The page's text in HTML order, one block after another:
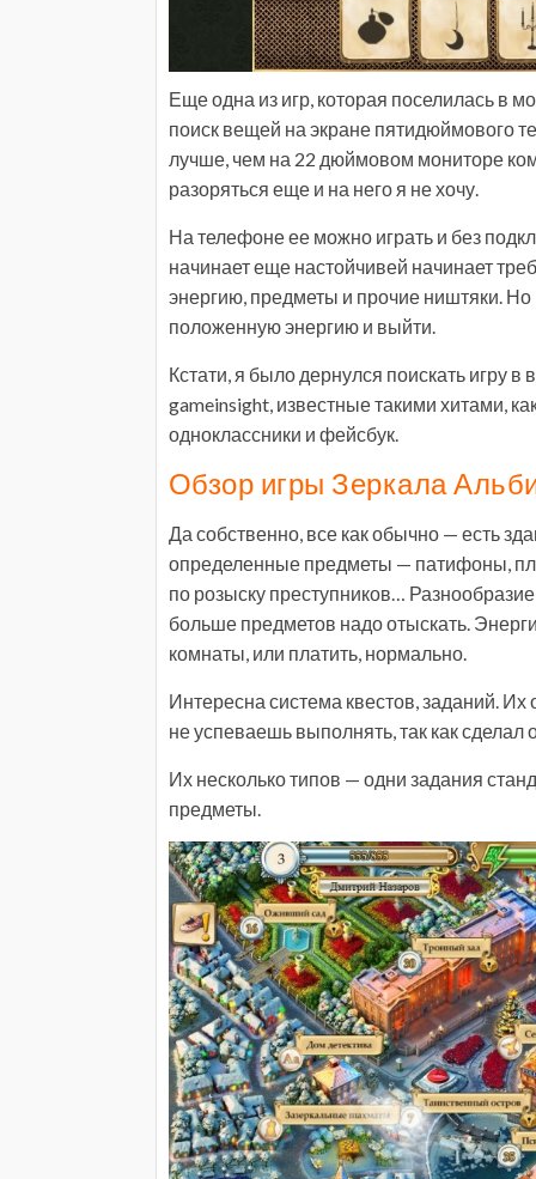
Еще одна из игр, которая поселилась в
поиск вещей на экране пятидюймового
лучше, чем на 22 дюймовом мониторе
разоряться еще и на него я не хочу.
На телефоне ее можно играть и без
начинает еще настойчивей начинает
энергию, предметы и прочие ништяки.
положенную энергию и выйти.
Кстати, я было дернулся поискать игру в
gameinsight, известные такими хитами,
одноклассники и фейсбук.
Обзор игры Зеркала
Да собственно, все как обычно — есть
определенные предметы — патифоны,
по розыску преступников…
больше предметов надо отыскать.
комнаты, или платить, нормально.
Интересна система квестов, заданий.
не успеваешь выполнять, так как
Их несколько типов — одни задания
предметы.